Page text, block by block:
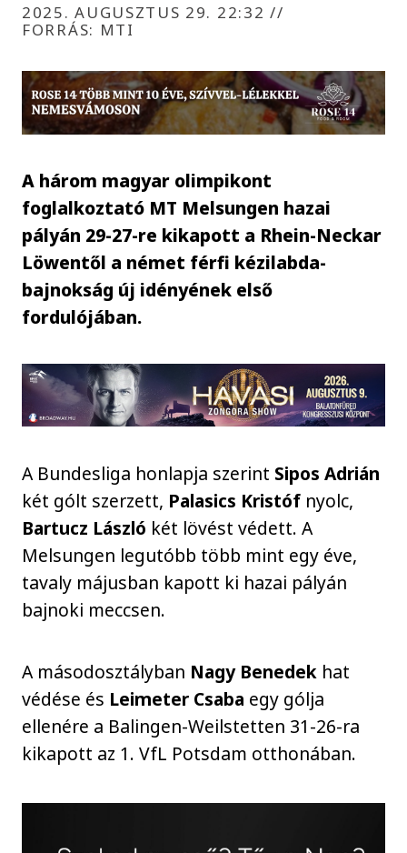
2025. AUGUSZTUS 29. 22:32//
FORRÁS: MTI
A három magyar olimpikont
foglalkoztató MT Melsungen hazai
pályán 29-27-re kikapott a Rhein-Neckar
Löwentől a német férfi kézilabda-
bajnokság új idényének első
fordulójában.
A Bundesliga honlapja szerint Sipos Adrián
két gólt szerzett, Palasics Kristóf nyolc,
Bartucz László két lövést védett. A
Melsungen legutóbb több mint egy éve,
tavaly májusban kapott ki hazai pályán
bajnoki meccsen.
A másodosztályban Nagy Benedek hat
védése és Leimeter Csaba egy gólja
ellenére a Balingen-Weilstetten 31-26-ra
kikapott az 1. VfL Potsdam otthonában.